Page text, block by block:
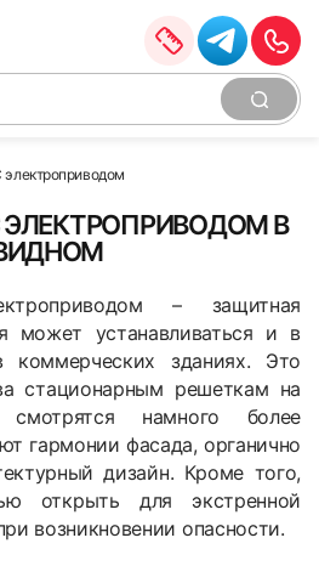
электроприводом
В
– защитная
может устанавливаться и в
зданиях. Это
стационарным решеткам на
смотрятся намного более
гармонии фасада, органично
дизайн. Кроме того,
открыть для экстренной
возникновении опасности.